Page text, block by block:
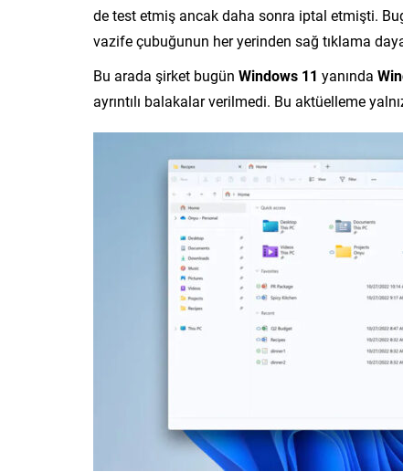
de test etmiş ancak daha sonra iptal etmişti.
vazife çubuğunun her yerinden sağ tıklama
Bu arada şirket bugün Windows 11 yanında
ayrıntılı balakalar verilmedi. Bu aktüelleme